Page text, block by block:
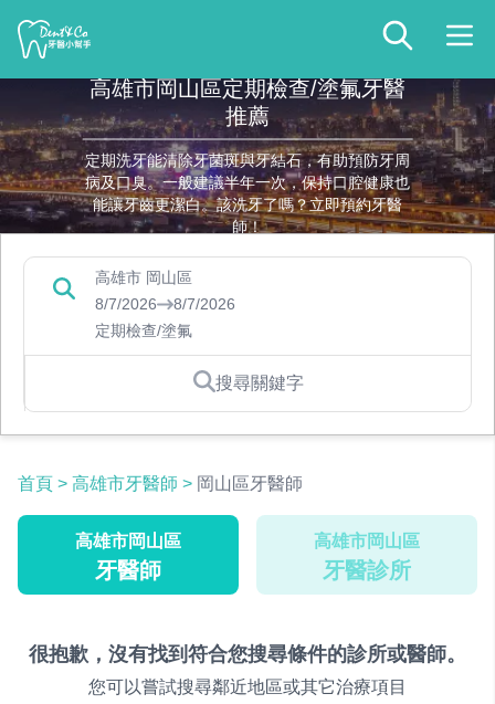
高雄市岡山區定期檢查/塗氟牙醫
推薦
定期洗牙能清除牙菌斑與牙結石，有助預防牙周
病及口臭。一般建議半年一次，保持口腔健康也
能讓牙齒更潔白。該洗牙了嗎？立即預約牙醫
師！
高雄市 岡山區
8/7/2026
8/7/2026
定期檢查/塗氟
搜尋關鍵字
首頁 > 高雄市牙醫師 > 岡山區牙醫師
高雄市岡山區
牙醫師
高雄市岡山區
牙醫診所
很抱歉，沒有找到符合您搜尋條件的診所或醫師。
您可以嘗試搜尋鄰近地區或其它治療項目